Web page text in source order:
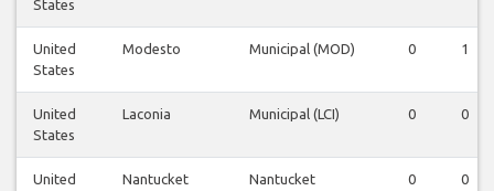
States
United
States
Modesto Municipal (MOD) 0 1
United
States
Laconia Municipal (LCI) 0 0
United
Nantucket
Nantucket
0 0